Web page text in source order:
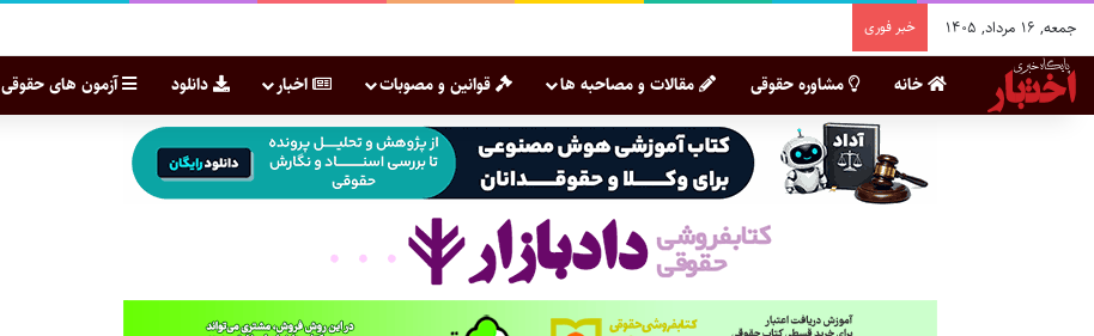
جمعه, ۱۶ مرداد, ۱۴۰۵ خبر فوری
خانه مشاوره حقوقی مقالات و مصاحبه ها قوانین و مصوبات اخبار دانلود آزمون های حقوقی